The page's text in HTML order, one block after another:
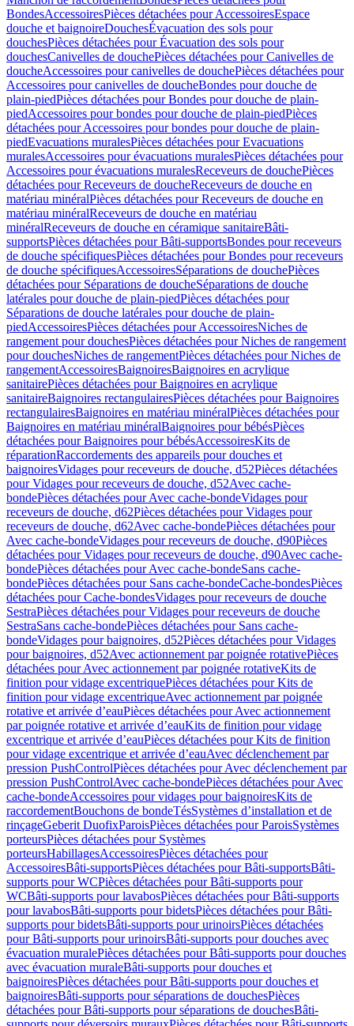
BondesAccessoiresPièces détachées pour AccessoiresEspace
douche et baignoireDouchesÉvacuation des sols pour
douchesPièces détachées pour Évacuation des sols pour
douchesCanivelles de douchePièces détachées pour Canivelles de
doucheAccessoires pour canivelles de douchePièces détachées pour
Accessoires pour canivelles de doucheBondes pour douche de
plain-piedPièces détachées pour Bondes pour douche de plain-
piedAccessoires pour bondes pour douche de plain-piedPièces
détachées pour Accessoires pour bondes pour douche de plain-
piedEvacuations muralesPièces détachées pour Evacuations
muralesAccessoires pour évacuations muralesPièces détachées pour
Accessoires pour évacuations muralesReceveurs de douchePièces
détachées pour Receveurs de doucheReceveurs de douche en
matériau minéralPièces détachées pour Receveurs de douche en
matériau minéralReceveurs de douche en matériau
minéralReceveurs de douche en céramique sanitaireBâti-
supportsPièces détachées pour Bâti-supportsBondes pour receveurs
de douche spécifiquesPièces détachées pour Bondes pour receveurs
de douche spécifiquesAccessoiresSéparations de douchePièces
détachées pour Séparations de doucheSéparations de douche
latérales pour douche de plain-piedPièces détachées pour
Séparations de douche latérales pour douche de plain-
piedAccessoiresPièces détachées pour AccessoiresNiches de
rangement pour douchesPièces détachées pour Niches de rangement
pour douchesNiches de rangementPièces détachées pour Niches de
rangementAccessoiresBaignoiresBaignoires en acrylique
sanitairePièces détachées pour Baignoires en acrylique
sanitaireBaignoires rectangulairesPièces détachées pour Baignoires
rectangulairesBaignoires en matériau minéralPièces détachées pour
Baignoires en matériau minéralBaignoires pour bébésPièces
détachées pour Baignoires pour bébésAccessoiresKits de
réparationRaccordements des appareils pour douches et
baignoiresVidages pour receveurs de douche, d52Pièces détachées
pour Vidages pour receveurs de douche, d52Avec cache-
bondePièces détachées pour Avec cache-bondeVidages pour
receveurs de douche, d62Pièces détachées pour Vidages pour
receveurs de douche, d62Avec cache-bondePièces détachées pour
Avec cache-bondeVidages pour receveurs de douche, d90Pièces
détachées pour Vidages pour receveurs de douche, d90Avec cache-
bondePièces détachées pour Avec cache-bondeSans cache-
bondePièces détachées pour Sans cache-bondeCache-bondesPièces
détachées pour Cache-bondesVidages pour receveurs de douche
SestraPièces détachées pour Vidages pour receveurs de douche
SestraSans cache-bondePièces détachées pour Sans cache-
bondeVidages pour baignoires, d52Pièces détachées pour Vidages
pour baignoires, d52Avec actionnement par poignée rotativePièces
détachées pour Avec actionnement par poignée rotativeKits de
finition pour vidage excentriquePièces détachées pour Kits de
finition pour vidage excentriqueAvec actionnement par poignée
rotative et arrivée d’eauPièces détachées pour Avec actionnement
par poignée rotative et arrivée d’eauKits de finition pour vidage
excentrique et arrivée d’eauPièces détachées pour Kits de finition
pour vidage excentrique et arrivée d’eauAvec déclenchement par
pression PushControlPièces détachées pour Avec déclenchement par
pression PushControlAvec cache-bondePièces détachées pour Avec
cache-bondeAccessoires pour vidages pour baignoiresKits de
raccordementBouchons de bondeTésSystèmes d’installation et de
rinçageGeberit DuofixParoisPièces détachées pour ParoisSystèmes
porteursPièces détachées pour Systèmes
porteursHabillagesAccessoiresPièces détachées pour
AccessoiresBâti-supportsPièces détachées pour Bâti-supportsBâti-
supports pour WCPièces détachées pour Bâti-supports pour
WCBâti-supports pour lavabosPièces détachées pour Bâti-supports
pour lavabosBâti-supports pour bidetsPièces détachées pour Bâti-
supports pour bidetsBâti-supports pour urinoirsPièces détachées
pour Bâti-supports pour urinoirsBâti-supports pour douches avec
évacuation muralePièces détachées pour Bâti-supports pour douches
avec évacuation muraleBâti-supports pour douches et
baignoiresPièces détachées pour Bâti-supports pour douches et
baignoiresBâti-supports pour séparations de douchesPièces
détachées pour Bâti-supports pour séparations de douchesBâti-